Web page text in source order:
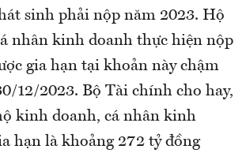
sinh phải nộp năm 2023. Hộ
nhân kinh doanh thực hiện nộp
gia hạn tại khoản này chậm
12/2023. Bộ Tài chính cho hay,
kinh doanh, cá nhân kinh
hạn là khoảng 272 tỷ đồng